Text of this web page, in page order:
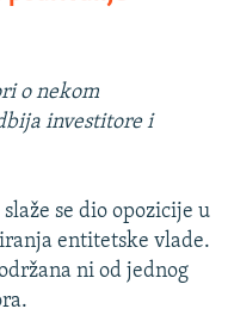
o nekom
investitore i
se dio opozicije u
entitetske vlade.
ni od jednog